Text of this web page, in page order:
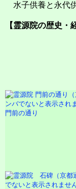
水子供養と永代
【霊源院の歴史・
門前の通り